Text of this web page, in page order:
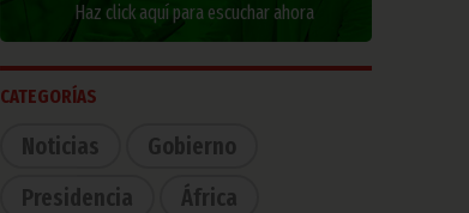
Haz click aquí para escuchar ahora
CATEGORÍAS
Noticias
Gobierno
Presidencia
África